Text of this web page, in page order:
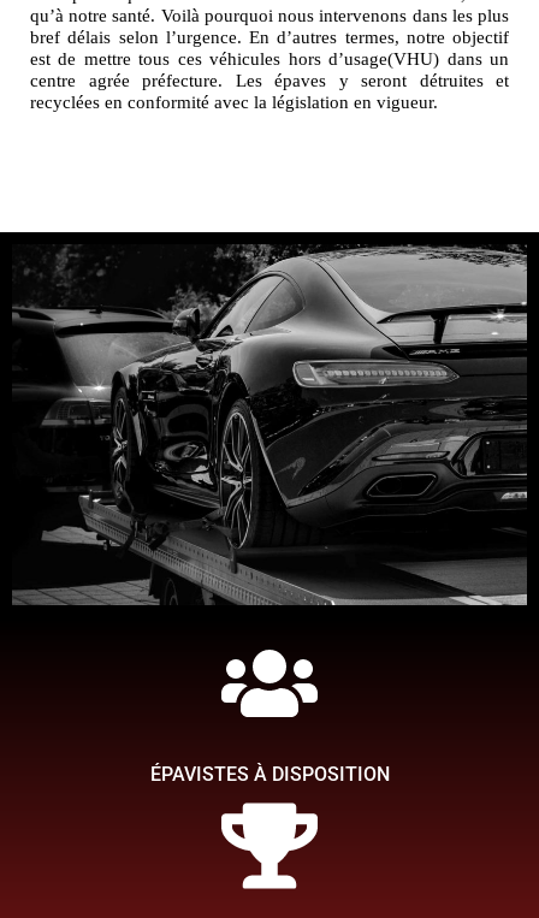
qu’à notre santé. Voilà pourquoi nous intervenons dans les plus
bref délais selon l’urgence. En d’autres termes, notre objectif
est de mettre tous ces véhicules hors d’usage(VHU) dans un
centre agrée préfecture. Les épaves y seront détruites et
recyclées en conformité avec la législation en vigueur.
Simplifiez-vous la tache
Chez TMB épaviste, ce qui compte pour nous c'est de faire en
voiture épave soit aussi simple que possible afin que vous
ÉPAVISTES À DISPOSITION